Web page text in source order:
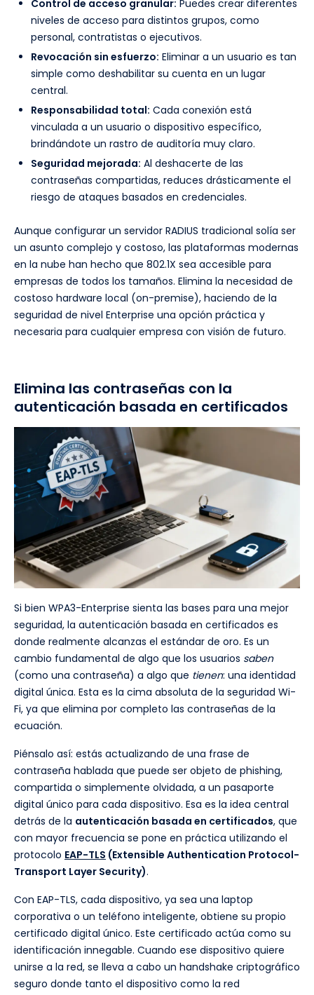
Control de acceso granular: Puedes crear diferentes
niveles de acceso para distintos grupos, como
personal, contratistas o ejecutivos.
Revocación sin esfuerzo: Eliminar a un usuario es tan
simple como deshabilitar su cuenta en un lugar
central.
Responsabilidad total: Cada conexión está
vinculada a un usuario o dispositivo específico,
brindándote un rastro de auditoría muy claro.
Seguridad mejorada: Al deshacerte de las
contraseñas compartidas, reduces drásticamente el
riesgo de ataques basados en credenciales.
Aunque configurar un servidor RADIUS tradicional solía ser
un asunto complejo y costoso, las plataformas modernas
en la nube han hecho que 802.1X sea accesible para
empresas de todos los tamaños. Elimina la necesidad de
costoso hardware local (on-premise), haciendo de la
seguridad de nivel Enterprise una opción práctica y
necesaria para cualquier empresa con visión de futuro.
Elimina las contraseñas con la
autenticación basada en certificados
Si bien WPA3-Enterprise sienta las bases para una mejor
seguridad, la autenticación basada en certificados es
donde realmente alcanzas el estándar de oro. Es un
cambio fundamental de algo que los usuarios saben
(como una contraseña) a algo que tienen: una identidad
digital única. Esta es la cima absoluta de la seguridad Wi-
Fi, ya que elimina por completo las contraseñas de la
ecuación.
Piénsalo así: estás actualizando de una frase de
contraseña hablada que puede ser objeto de phishing,
compartida o simplemente olvidada, a un pasaporte
digital único para cada dispositivo. Esa es la idea central
detrás de la autenticación basada en certificados, que
con mayor frecuencia se pone en práctica utilizando el
protocolo EAP-TLS (Extensible Authentication Protocol-
Transport Layer Security).
Con EAP-TLS, cada dispositivo, ya sea una laptop
corporativa o un teléfono inteligente, obtiene su propio
certificado digital único. Este certificado actúa como su
identificación innegable. Cuando ese dispositivo quiere
unirse a la red, se lleva a cabo un handshake criptográfico
seguro donde tanto el dispositivo como la red